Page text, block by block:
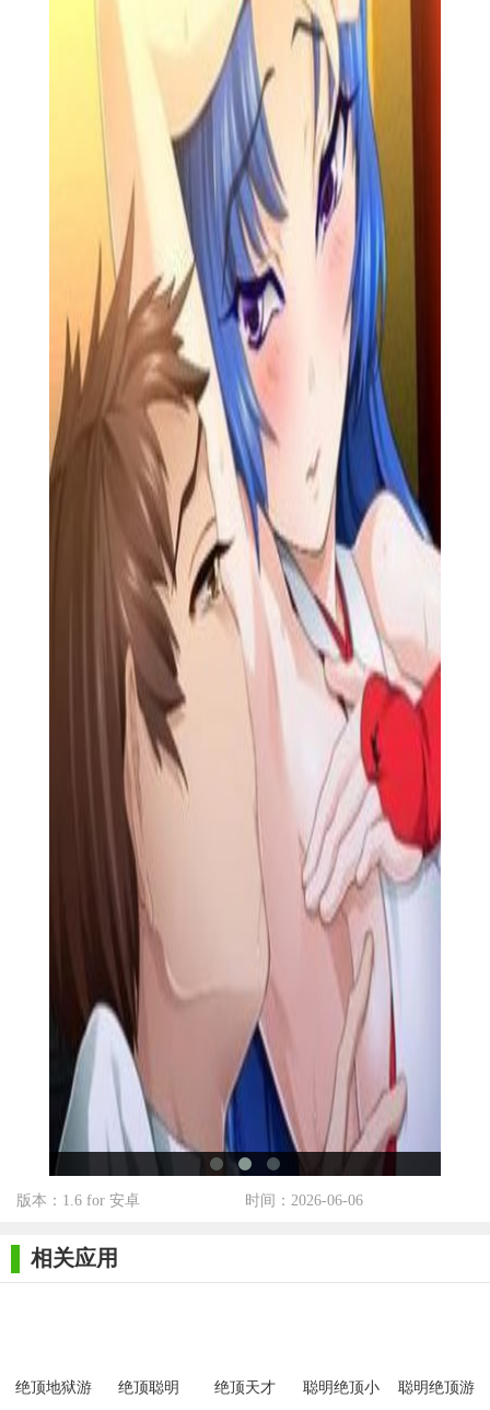
【绝顶地狱内容】
1. 玩家需要探索各种不同的地狱场景，包括火山、熔岩河、
恶魔巢穴等，每个场景都有其独特的挑战和谜题等待玩家去发现
2. 在探险过程中，玩家需要收集各种道具和装备，提升自己
的能力和战斗力，以应对越来越强大的敌人和危险。
3. 游戏还设有丰富的剧情线和角色设定，玩家需要与各种
NPC进行交互，了解他们的故事和背景，逐步揭开地狱世界的神
【绝顶地狱功能】
1. 游戏支持多种操作方式，包括键盘、手柄和触摸屏等，满
足不同玩家的操作习惯和需求。
2. 游戏设有多种难度模式，玩家可以根据自己的实力和喜好
选择适合自己的挑战难度。
3. 游戏支持在线多人合作游玩，玩家可以邀请好友一起组队
探险，共同面对地狱世界的种种挑战。
4. 游戏还设有成就系统和排行榜功能，玩家可以通过完成各
种成就和挑战来提升自己的排名和荣誉。
5. 游戏支持多种语言，方便不同国家和地区的玩家进行游戏
和交流。
【绝顶地狱优势】
1. 《绝顶地狱》拥有独特的艺术风格和精美的画面表现，给
玩家带来极致的视觉享受。
2. 游戏内容丰富多样，玩家可以在游戏中体验到不同的探险
乐趣和挑战刺激。
【绝顶地狱点评】
版本：1.6 for 安卓 时间：2026-06-06
相关应用
绝顶地狱游
绝顶聪明 绝顶天才
聪明绝顶小
聪明绝顶游